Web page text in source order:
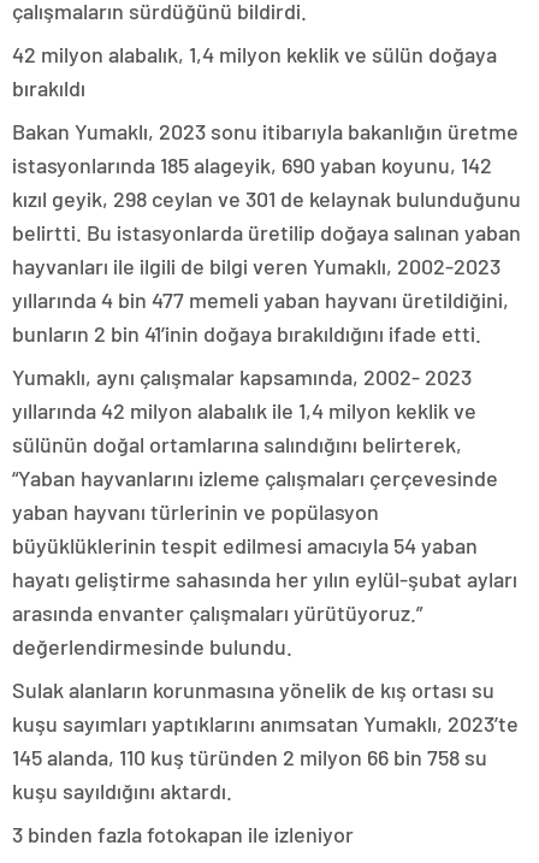
çalışmaların sürdüğünü bildirdi.
42 milyon alabalık, 1,4 milyon keklik ve sülün doğaya
bırakıldı
Bakan Yumaklı, 2023 sonu itibarıyla bakanlığın üretme
istasyonlarında 185 alageyik, 690 yaban koyunu, 142
kızıl geyik, 298 ceylan ve 301 de kelaynak bulunduğunu
belirtti. Bu istasyonlarda üretilip doğaya salınan yaban
hayvanları ile ilgili de bilgi veren Yumaklı, 2002-2023
yıllarında 4 bin 477 memeli yaban hayvanı üretildiğini,
bunların 2 bin 41’inin doğaya bırakıldığını ifade etti.
Yumaklı, aynı çalışmalar kapsamında, 2002- 2023
yıllarında 42 milyon alabalık ile 1,4 milyon keklik ve
sülünün doğal ortamlarına salındığını belirterek,
“Yaban hayvanlarını izleme çalışmaları çerçevesinde
yaban hayvanı türlerinin ve popülasyon
büyüklüklerinin tespit edilmesi amacıyla 54 yaban
hayatı geliştirme sahasında her yılın eylül-şubat ayları
arasında envanter çalışmaları yürütüyoruz.”
değerlendirmesinde bulundu.
Sulak alanların korunmasına yönelik de kış ortası su
kuşu sayımları yaptıklarını anımsatan Yumaklı, 2023’te
145 alanda, 110 kuş türünden 2 milyon 66 bin 758 su
kuşu sayıldığını aktardı.
3 binden fazla fotokapan ile izleniyor